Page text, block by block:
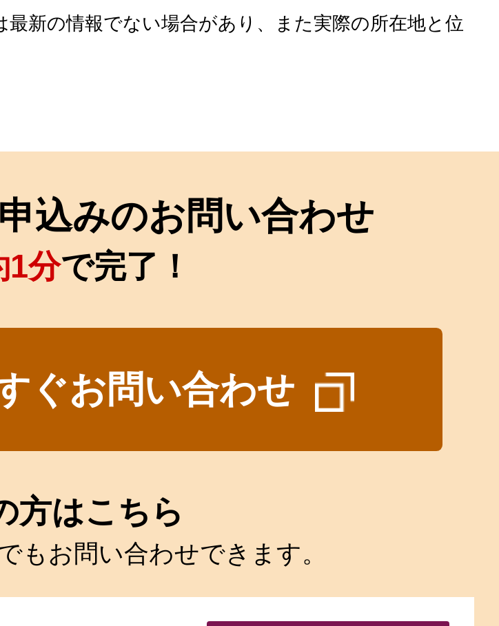
新の情報でない場合があり、また実際の所在地と位
込みのお問い合わせ
1分で完了！
ぐお問い合わせ
方はこちら
もお問い合わせできます。